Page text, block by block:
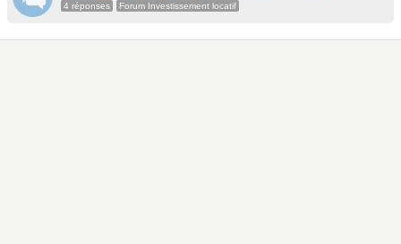
4 réponses Forum Investissement locatif